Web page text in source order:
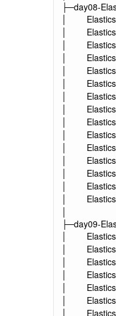
├─day08-
│
│
│
│
│
│
│
│
│
│
│
│
│
│
│
├─day09-
│
│
│
│
│
│
│